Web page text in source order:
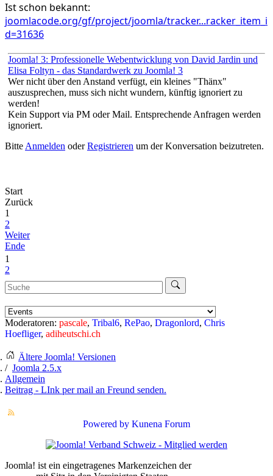
Ist schon bekannt:
joomlacode.org/gf/project/joomla/tracker...racker_item_i
d=31636
Joomla! 3: Professionelle Webentwicklung von David Jardin und
Elisa Foltyn - das Standardwerk zu Joomla! 3
Wer nicht über den Anstand verfügt, ein kleines "Thänx"
auszusprechen, muss sich nicht wundern, künftig ignoriert zu
werden!
Kein Support via PM oder Mail. Entsprechende Anfragen werden
ignoriert.
Bitte Anmelden oderRegistrieren um der Konversation beizutreten.
Start
Zurück
1
2
Weiter
Ende
1
2
Moderatoren: pascale, Tribal6, RePao, Dragonlord, Chris
Hoefliger, adiheutschi.ch
Ältere Joomla! Versionen
Joomla 2.5.x
Allgemein
Beitrag - LInk per mail an Freund senden.
Powered by Kunena Forum
Joomla! ist ein eingetragenes Markenzeichen der